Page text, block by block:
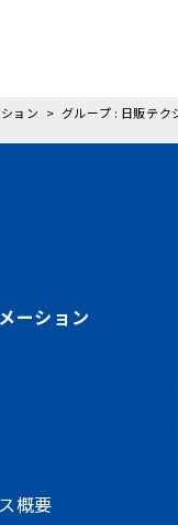
ョン
グループ : 日販テ
ーション
概要